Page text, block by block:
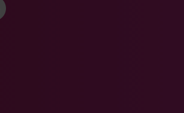
facebook
på instagram
oss på youtube